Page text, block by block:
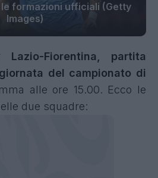
formazioni ufficiali (Getty
Images)
Lazio-Fiorentina, partita
del campionato di
alle ore 15.00. Ecco le
due squadre: